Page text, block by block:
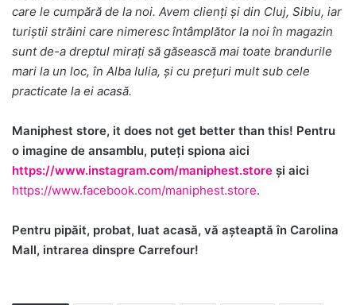
care le cumpără de la noi. Avem clienți și din Cluj, Sibiu, iar
turiștii străini care nimeresc întâmplător la noi în magazin
sunt de-a dreptul mirați să găsească mai toate brandurile
mari la un loc, în Alba Iulia, și cu prețuri mult sub cele
practicate la ei acasă.
Maniphest store, it does not get better than this! Pentru
o imagine de ansamblu, puteți spiona aici
https://www.instagram.com/maniphest.store și aici
https://www.facebook.com/maniphest.store.
Pentru pipăit, probat, luat acasă, vă așteaptă în Carolina
Mall, intrarea dinspre Carrefour!